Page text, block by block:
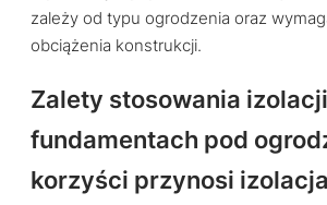
zależy od typu ogrodzenia oraz
obciążenia konstrukcji.
Zalety stosowania
fundamentach pod
korzyści przynosi